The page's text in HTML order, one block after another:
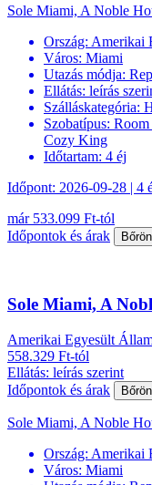
Sole Miami, A Noble
Ország: Amerikai
Város: Miami
Utazás módja:
Ellátás: leírás
Szálláskategória:
Szobatípus:
Cozy King
Időtartam: 4 éj
Időpont: 2026-09-28 | 4
már 533.099 Ft-tól
Időpontok és árak
Sole Miami, A
Amerikai Egyesült
558.329 Ft-tól
Ellátás: leírás szerint
Időpontok és árak
Sole Miami, A Noble
Ország: Amerikai
Város: Miami